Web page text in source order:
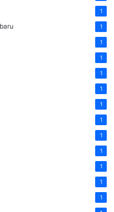
1
1
1
1
1
1
1
1
1
1
1
1
1